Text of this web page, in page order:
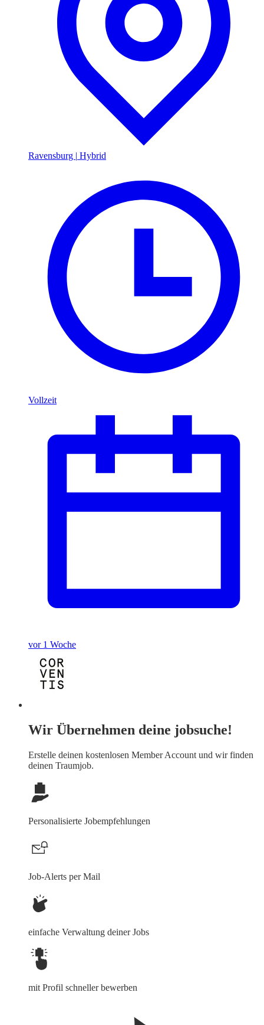
Ravensburg | Hybrid
Vollzeit
vor 1 Woche
Wir Übernehmen deine jobsuche!
Erstelle deinen kostenlosen Member Account und wir finden
deinen Traumjob.
Personalisierte Jobempfehlungen
Job-Alerts per Mail
einfache Verwaltung deiner Jobs
mit Profil schneller bewerben